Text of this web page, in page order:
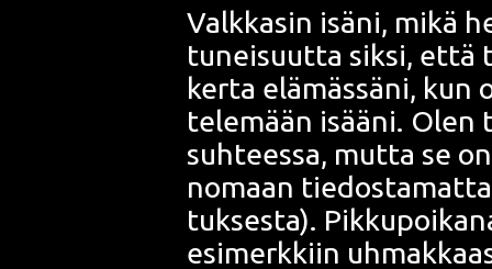
Valk­ka­sin isä­ni, mikä
tu­nei­suut­ta sik­si, että
ker­ta elä­mäs­sä­ni,
te­le­mään isää­ni. Olen
suh­tees­sa, mut­ta se
no­maan
tuk­ses­ta).
esi­merk­kiin